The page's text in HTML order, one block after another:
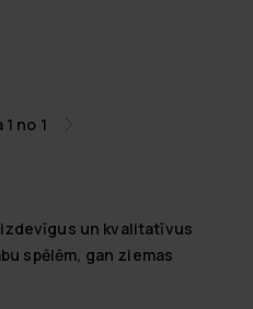
1 no 1
un kvalitatīvus
spēlēm, gan ziemas